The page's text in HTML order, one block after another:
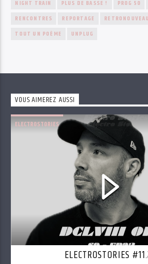
NIGHT TRAIN
PLUS DE BASSE ! PROG 50
RENCONTRES
REPORTAGE RETRONOUVEAU
TOUT UN POÈME
UNPLUG
VOUS AIMEREZ AUSSI
ELECTROSTORIES
ELECTROSTORIES